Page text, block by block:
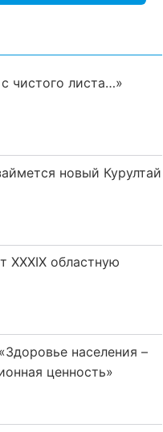
чистого листа…»
новый Курултай
XXXIX областную
населения –
ценность»